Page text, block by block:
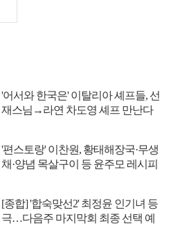
'어서와 한국은' 이탈리아 셰프들, 선
재스님→라연 차도영 셰프 만난다
'편스토랑' 이찬원, 황태해장국·무생
채·양념 목살구이 등 윤주모 레시피
[종합] '합숙맞선2' 최정윤 인기녀 등
극…다음주 마지막회 최종 선택 예